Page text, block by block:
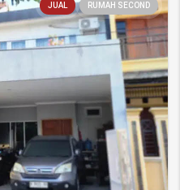
JUAL RUMAH SECOND